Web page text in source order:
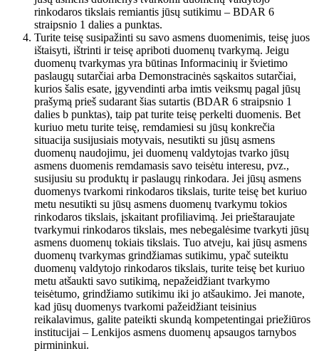
rinkodaros tikslais remiantis jūsų sutikimu – BDAR 6
straipsnio 1 dalies a punktas.
Turite teisę susipažinti su savo asmens duomenimis, teisę juos
ištaisyti, ištrinti ir teisę apriboti duomenų tvarkymą. Jeigu
duomenų tvarkymas yra būtinas Informacinių ir švietimo
paslaugų sutarčiai arba Demonstracinės sąskaitos sutarčiai,
kurios šalis esate, įgyvendinti arba imtis veiksmų pagal jūsų
prašymą prieš sudarant šias sutartis (BDAR 6 straipsnio 1
dalies b punktas), taip pat turite teisę perkelti duomenis. Bet
kuriuo metu turite teisę, remdamiesi su jūsų konkrečia
situacija susijusiais motyvais, nesutikti su jūsų asmens
duomenų naudojimu, jei duomenų valdytojas tvarko jūsų
asmens duomenis remdamasis savo teisėtu interesu, pvz.,
susijusiu su produktų ir paslaugų rinkodara. Jei jūsų asmens
duomenys tvarkomi rinkodaros tikslais, turite teisę bet kuriuo
metu nesutikti su jūsų asmens duomenų tvarkymu tokios
rinkodaros tikslais, įskaitant profiliavimą. Jei prieštaraujate
tvarkymui rinkodaros tikslais, mes nebegalėsime tvarkyti jūsų
asmens duomenų tokiais tikslais. Tuo atveju, kai jūsų asmens
duomenų tvarkymas grindžiamas sutikimu, ypač suteiktu
duomenų valdytojo rinkodaros tikslais, turite teisę bet kuriuo
metu atšaukti savo sutikimą, nepažeidžiant tvarkymo
teisėtumo, grindžiamo sutikimu iki jo atšaukimo. Jei manote,
kad jūsų duomenys tvarkomi pažeidžiant teisinius
reikalavimus, galite pateikti skundą kompetentingai priežiūros
institucijai – Lenkijos asmens duomenų apsaugos tarnybos
pirmininkui.